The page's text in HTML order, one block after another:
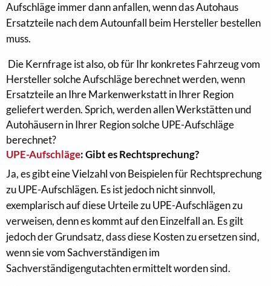
Aufschläge immer dann anfallen, wenn das Autohaus
Ersatzteile nach dem Autounfall beim Hersteller bestellen
muss.
Die Kernfrage ist also, ob für Ihr konkretes Fahrzeug vom
Hersteller solche Aufschläge berechnet werden, wenn
Ersatzteile an Ihre Markenwerkstatt in Ihrer Region
geliefert werden. Sprich, werden allen Werkstätten und
Autohäusern in Ihrer Region solche UPE-Aufschläge
berechnet?
UPE-Aufschläge: Gibt es Rechtsprechung?
Ja, es gibt eine Vielzahl von Beispielen für Rechtsprechung
zu UPE-Aufschlägen. Es ist jedoch nicht sinnvoll,
exemplarisch auf diese Urteile zu UPE-Aufschlägen zu
verweisen, denn es kommt auf den Einzelfall an. Es gilt
jedoch der Grundsatz, dass diese Kosten zu ersetzen sind,
wenn sie vom Sachverständigen im
Sachverständigengutachten ermittelt worden sind.